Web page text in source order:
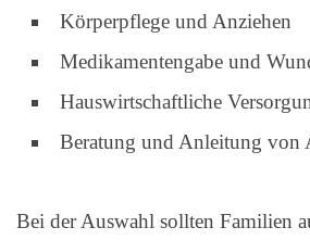
Körperpflege und Anziehen
Medikamentengabe und
Hauswirtschaftliche
Beratung und Anleitung von
Bei der Auswahl sollten Familien